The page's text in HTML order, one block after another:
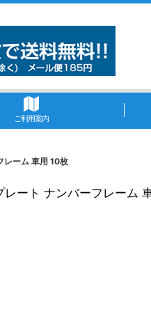
ご利用案内
レーム 車用 10枚
ート ナンバーフレーム